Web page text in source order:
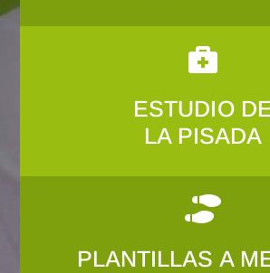

ESTUDIO
LA PISADA

PLANTILLAS A